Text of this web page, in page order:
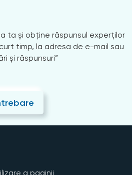
ta și obține răspunsul experților
timp, la adresa de e-mail sau
și răspunsuri”
a paginii